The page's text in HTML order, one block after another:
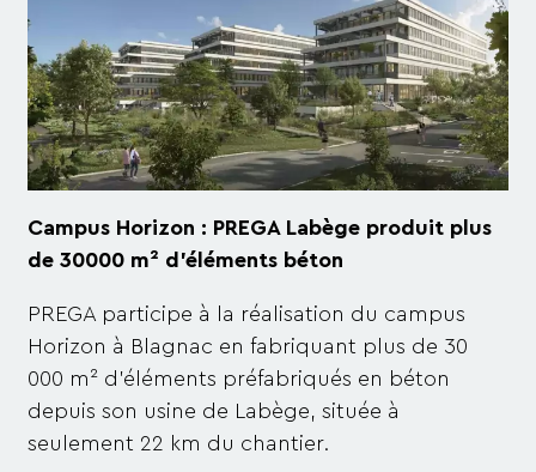
Campus Horizon : PREGA Labège produit plus
de 30000 m² d'éléments béton
PREGA participe à la réalisation du campus
Horizon à Blagnac en fabriquant plus de 30
000 m² d'éléments préfabriqués en béton
depuis son usine de Labège, située à
seulement 22 km du chantier.